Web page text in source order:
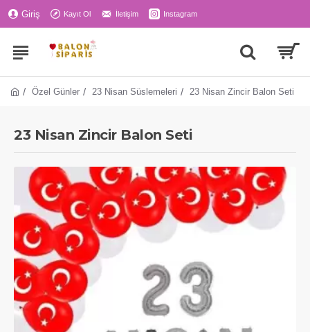
Giriş Kayıt Ol İletişim Instagram
Özel Günler 23 Nisan Süslemeleri 23 Nisan Zincir Balon Seti
23 Nisan Zincir Balon Seti